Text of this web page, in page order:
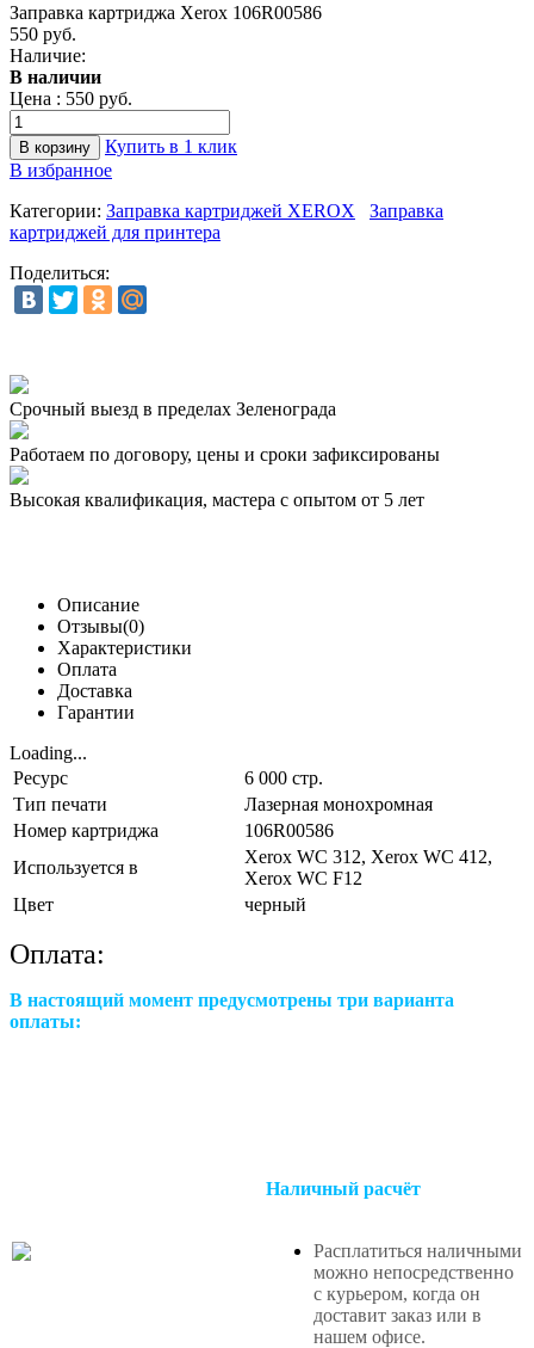
Заправка картриджа Xerox 106R00586
550 руб.
Наличие:
В наличии
Цена : 550 руб.
Купить в 1 клик
В избранное
Категории: Заправка картриджей XEROX
Заправка
картриджей для принтера
Поделиться:
Срочный выезд в пределах Зеленограда
Работаем по договору, цены и сроки зафиксированы
Высокая квалификация, мастера с опытом от 5 лет
Описание
Отзывы(0)
Характеристики
Оплата
Доставка
Гарантии
Loading...
Ресурс
6 000 стр.
Тип печати
Лазерная монохромная
Номер картриджа
106R00586
Используется в
Xerox WC 312, Xerox WC 412,
Xerox WC F12
Цвет
черный
Оплата:
В настоящий момент предусмотрены три варианта
оплаты:
Наличный расчёт
Расплатиться наличными
можно непосредственно
с курьером, когда он
доставит заказ или в
нашем офисе.